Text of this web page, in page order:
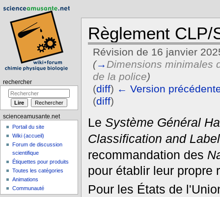
Règlement CLP/
Révision de 16 janvier
(→ Dimensions minimales
de la police)
(diff) ← Version
(diff)
Le Système Général
Classification and
recommandation des
pour établir leur propre
Pour les États de
rechercher
scienceamusante.net
Portail du site
Wiki (accueil)
Forum de discussion
scientifique
Étiquettes pour produits
Toutes les catégories
Animations
Communauté